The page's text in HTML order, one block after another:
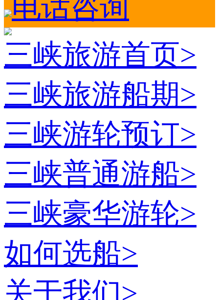
电话咨询
三峡旅游首页>
三峡旅游船期>
三峡游轮预订>
三峡普通游船>
三峡豪华游轮>
如何选船>
关于我们>